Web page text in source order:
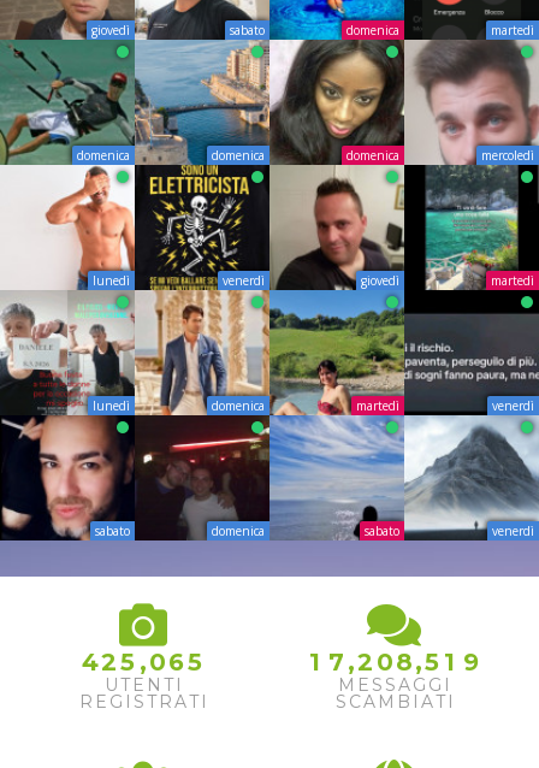
giovedì sabato domenica martedì
domenica domenica domenica mercoledì
lunedì venerdì giovedì martedì
lunedì domenica martedì venerdì
sabato domenica sabato venerdì
425 ,065
UTENTI
REGISTRATI
1 7 ,2 08,5 1 9
MESSAGGI
SCAMBIATI